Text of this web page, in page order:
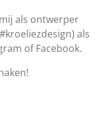
als ontwerper
als
of Facebook.